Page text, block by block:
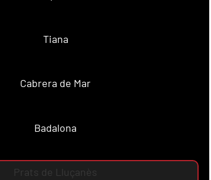
Tiana
Cabrera de Mar
Badalona
Prats de Lluçanès